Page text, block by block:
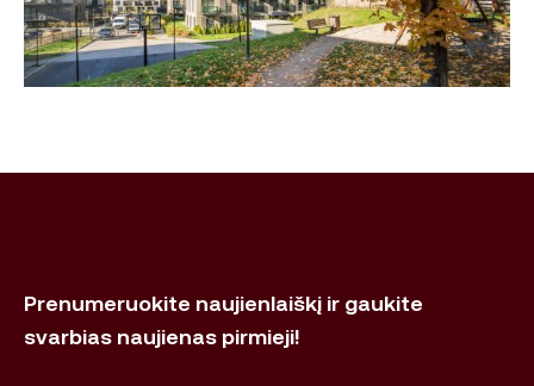
Prenumeruokite naujienlaiškį ir gaukite
svarbias naujienas pirmieji!